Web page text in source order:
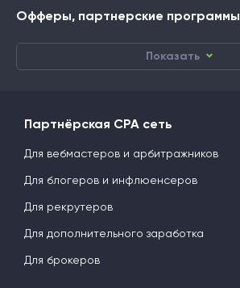
Офферы, партнерские программы
Показать
Партнёрская CPA сеть
Для вебмастеров и арбитражников
Для блогеров и инфлюенсеров
Для рекрутеров
Для дополнительного заработка
Для брокеров